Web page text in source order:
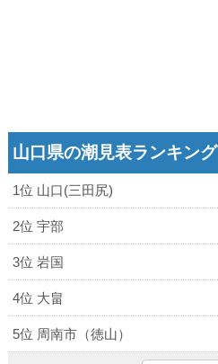
山口県の潮見表ランキング
1位 山口(三田尻)
2位 宇部
3位 岩国
4位 大畠
5位 周南市（徳山）